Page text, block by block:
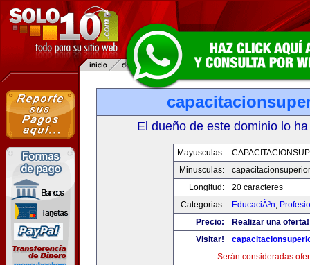
El dueño de este dominio lo
Mayusculas:
Minusculas:
Longitud:
20 caracteres
Categorias:
EducaciÃ³n,
Precio:
Realizar una oferta!
Visitar!
Serán consideradas